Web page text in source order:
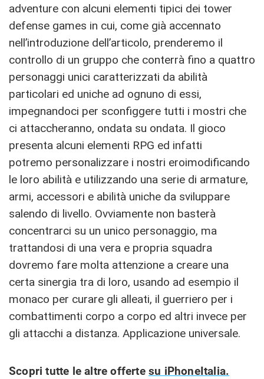
adventure con alcuni elementi tipici dei tower
defense games in cui, come già accennato
nell’introduzione dell’articolo, prenderemo il
controllo di un gruppo che conterrà fino a quattro
personaggi unici caratterizzati da abilità
particolari ed uniche ad ognuno di essi,
impegnandoci per sconfiggere tutti i mostri che
ci attaccheranno, ondata su ondata. Il gioco
presenta alcuni elementi RPG ed infatti
potremo personalizzare i nostri eroimodificando
le loro abilità e utilizzando una serie di armature,
armi, accessori e abilità uniche da sviluppare
salendo di livello. Ovviamente non basterà
concentrarci su un unico personaggio, ma
trattandosi di una vera e propria squadra
dovremo fare molta attenzione a creare una
certa sinergia tra di loro, usando ad esempio il
monaco per curare gli alleati, il guerriero per i
combattimenti corpo a corpo ed altri invece per
gli attacchi a distanza. Applicazione universale.
Scopri tutte le altre offerte su iPhoneItalia.